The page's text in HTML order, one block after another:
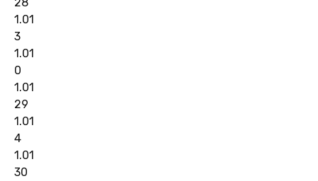
1.01
3
1.01
0
1.01
29
1.01
4
1.01
30